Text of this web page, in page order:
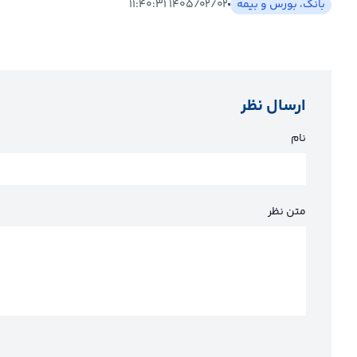
بانک، بورس و بیمه ۱۴۰۵/۰۲/۰۲ ۱۱:۴۰:۳۱
ارسال نظر
نام
متن نظر